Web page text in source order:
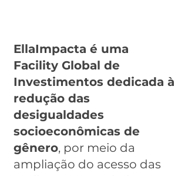
EllaImpacta é uma
Facility Global de
Investimentos dedicada à
redução das
desigualdades
socioeconômicas de
gênero, por meio da
ampliação do acesso das